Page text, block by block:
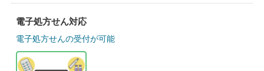
電子処方せん対応
電子処方せんの受付が可能